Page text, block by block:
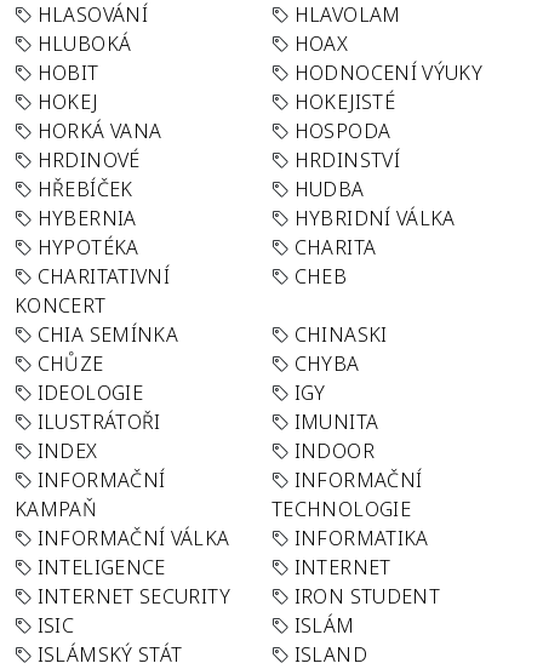
HLASOVÁNÍ
HLAVOLAM
HLUBOKÁ
HOAX
HOBIT
HODNOCENÍ VÝUKY
HOKEJ
HOKEJISTÉ
HORKÁ VANA
HOSPODA
HRDINOVÉ
HRDINSTVÍ
HŘEBÍČEK
HUDBA
HYBERNIA
HYBRIDNÍ VÁLKA
HYPOTÉKA
CHARITA
CHARITATIVNÍ
KONCERT
CHEB
CHIA SEMÍNKA
CHINASKI
CHŮZE
CHYBA
IDEOLOGIE
IGY
ILUSTRÁTOŘI
IMUNITA
INDEX
INDOOR
INFORMAČNÍ
KAMPAŇ
INFORMAČNÍ
TECHNOLOGIE
INFORMAČNÍ VÁLKA
INFORMATIKA
INTELIGENCE
INTERNET
INTERNET SECURITY
IRON STUDENT
ISIC
ISLÁM
ISLÁMSKÝ STÁT
ISLAND